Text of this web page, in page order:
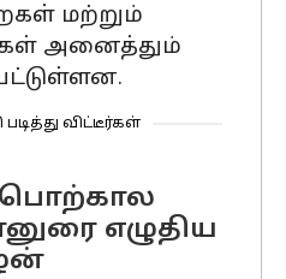
மற்றும்
அனைத்தும்
படித்து விட்டீர்கள்
எழுதிய